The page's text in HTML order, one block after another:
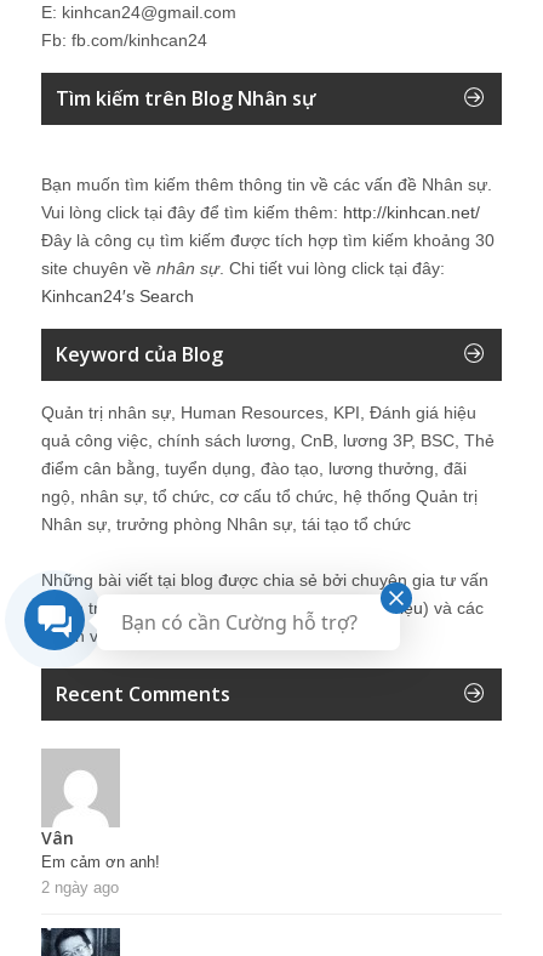
E: kinhcan24@gmail.com
Fb: fb.com/kinhcan24
Tìm kiếm trên Blog Nhân sự
Bạn muốn tìm kiếm thêm thông tin về các vấn đề Nhân sự
Vui lòng click tại đây để tìm kiếm thêm: http://kinhcan.net/
Đây là công cụ tìm kiếm được tích hợp tìm kiếm khoảng 30
site chuyên về nhân sự. Chi tiết vui lòng click tại đây:
Kinhcan24′s Search
Keyword của Blog
Quản trị nhân sự, Human Resources, KPI, Đánh giá hiệu
quả công việc, chính sách lương, CnB, lương 3P, BSC, Thẻ
điểm cân bằng, tuyển dụng, đào tạo, lương thưởng, đãi
ngộ, nhân sự, tổ chức, cơ cấu tổ chức, hệ thống Quản trị
Nhân sự, trưởng phòng Nhân sự, tái tạo tổ chức
Những bài viết tại blog được chia sẻ bởi chuyên gia tư vấn
Quản trị Nhân sự Nguyễn Hùng Cường (
giới thiệu) và các
thành viên khác trong cộng đồng Nhân sự.
Recent Comments
Vân
Em cảm ơn anh!
2 ngày ago
Bạn có cần Cường hỗ trợ?